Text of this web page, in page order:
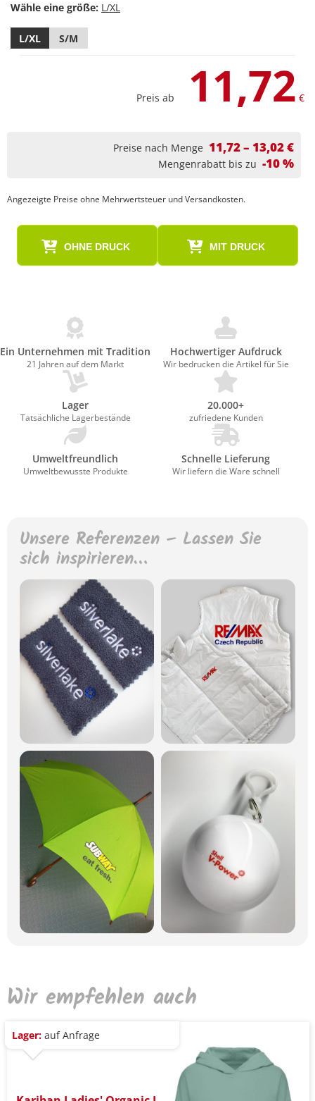
Wähle eine größe:
L/XL S/M
Preis ab 11,72 €
Preise nach Menge 11,72 – 13,02 €
Mengenrabatt bis zu -10 %
Angezeigte Preise ohne Mehrwertsteuer und Versandkosten.
OHNE DRUCK MIT DRUCK
Ein Unternehmen mit Tradition
21 Jahren auf dem Markt
Hochwertiger Aufdruck
Wir bedrucken die Artikel für Sie
Lager
Tatsächliche Lagerbestände
20.000+
zufriedene Kunden
Umweltfreundlich
Umweltbewusste Produkte
Schnelle Lieferung
Wir liefern die Ware schnell
Unsere Referenzen – Lassen Sie
sich inspirieren…
Wir empfehlen auch
Lager: auf Anfrage